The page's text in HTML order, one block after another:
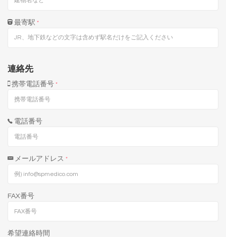
最寄駅 *
連絡先
携帯電話番号 *
電話番号
メールアドレス *
FAX番号
希望連絡時間